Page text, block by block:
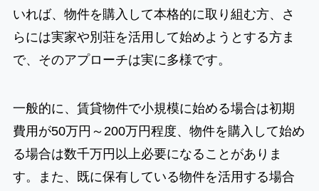
いれば、物件を購入して本格的に取り組む方、さ
らには実家や別荘を活用して始めようとする方ま
で、そのアプローチは実に多様です。
一般的に、賃貸物件で小規模に始める場合は初期
費用が50万円～200万円程度、物件を購入して始め
る場合は数千万円以上必要になることがありま
す。また、既に保有している物件を活用する場合